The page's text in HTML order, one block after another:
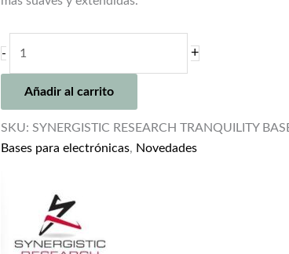
-
CARBON
XL
+
Añadir al carrito
SKU: SYNERGISTIC RESEARCH TRANQUILITY
Bases para electrónicas, Novedades